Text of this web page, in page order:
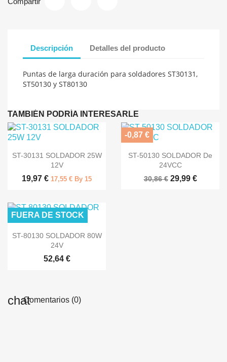
Descripción Detalles del producto
Puntas de larga duración para soldadores ST30131,
ST50130 y ST80130
TAMBIÉN PODRÍA INTERESARLE
 Vista rápida
ST-30131 SOLDADOR 25W
12V
19,97 € 17,55 € By 15
 Vista rápida
ST-50130 SOLDADOR De
24VCC
30,86 € 29,99 €
-0,87 €
 Vista rápida
ST-80130 SOLDADOR 80W
24V
52,64 €
FUERA DE STOCK
Comentarios (0)